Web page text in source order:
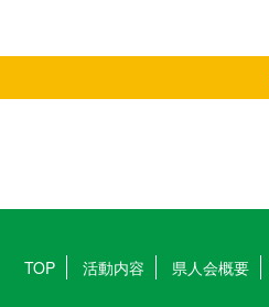
TOP 活動内容 県人会概要